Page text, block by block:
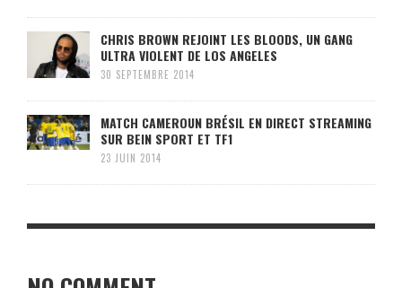
CHRIS BROWN REJOINT LES BLOODS, UN GANG
ULTRA VIOLENT DE LOS ANGELES
30 SEPTEMBRE 2014
MATCH CAMEROUN BRÉSIL EN DIRECT STREAMING
SUR BEIN SPORT ET TF1
23 JUIN 2014